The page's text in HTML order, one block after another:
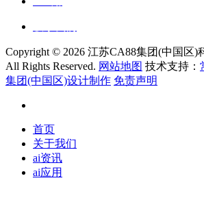
Copyright © 2026 江苏CA88集团(中国区)
All Rights Reserved. 网站地图 技术支持：
集团(中国区)设计制作 免责声明
首页
关于我们
ai资讯
ai应用